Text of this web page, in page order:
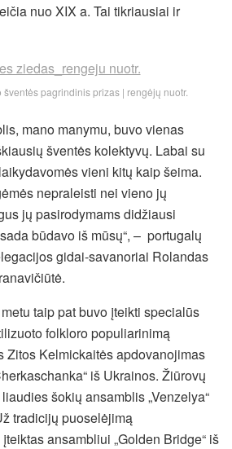
nuo XIX a. Tai tikriausiai ir
pagrindinis prizas | rengėjų nuotr.
mano manymu, buvo vienas
šventės kolektyvų. Labai su
vieni kitų kaip šeima.
nepraleisti nei vieno jų
jų pasirodymams didžiausi
būdavo iš mūsų“, – portugalų
gidai-savanoriai Rolandas
taip pat buvo įteikti specialūs
folkloro populiarinimą
Zitos Kelmickaitės apdovanojimas
iš Ukrainos. Žiūrovų
šokių ansamblis „Venzelya“
tradicijų puoselėjimą
ansambliui „Golden Bridge“ iš